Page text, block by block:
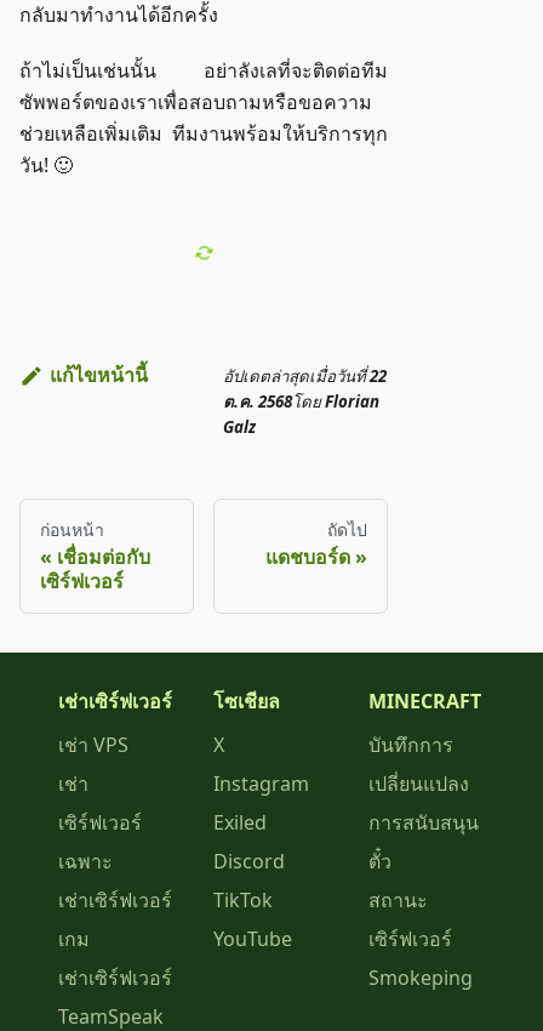
กลับมาทำงานได้อีกครั้ง
ถ้าไม่เป็นเช่นนั้น อย่าลังเลที่จะติดต่อทีม
ซัพพอร์ตของเราเพื่อสอบถามหรือขอความ
ช่วยเหลือเพิ่มเติม ทีมงานพร้อมให้บริการทุก
วัน! 🙂
แก้ไขหน้านี้ อัปเดตล่าสุดเมื่อวันที่22
ต.ค. 2568โดยFlorian
Galz
ก่อนหน้า
เชื่อมต่อกับ
เซิร์ฟเวอร์
ถัดไป
แดชบอร์ด
เช่าเซิร์ฟเวอร์
เช่า VPS
เช่า
เซิร์ฟเวอร์
เฉพาะ
เช่าเซิร์ฟเวอร์
เกม
เช่าเซิร์ฟเวอร์
TeamSpeak
โซเชียล
X
Instagram
Exiled
Discord
TikTok
YouTube
MINECRAFT
บันทึกการ
เปลี่ยนแปลง
การสนับสนุน
ตั๋ว
สถานะ
เซิร์ฟเวอร์
Smokeping